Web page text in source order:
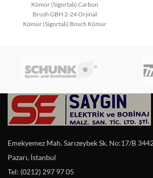
Kömür (Sigortalı) Carbon
Brush GBH 2-24 Orjinal
Kömür (Sigortalı) Bosch Kömür
Emekyemez Mah. Sarızeybek Sk. No:17/B
Pazarı, İstanbul
Tel: (0212) 297 97 05